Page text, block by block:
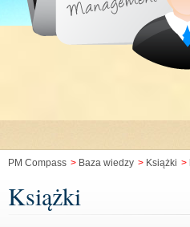
PM Compass > Baza wiedzy > Książki >
Książki